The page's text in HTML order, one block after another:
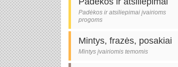
Padėkos ir atsiliepimai įvairioms
progoms
Mintys, frazės, posakiai
Mintys įvairiomis temomis